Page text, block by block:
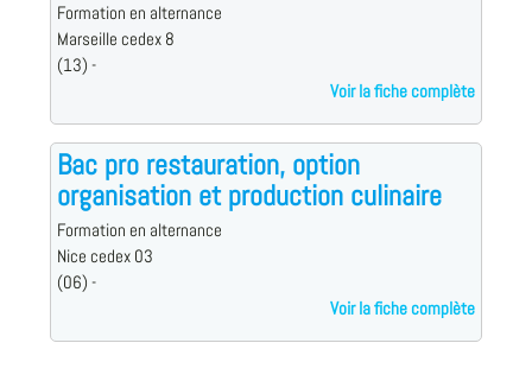
Formation en alternance
Marseille cedex 8
(13) -
Voir la fiche complète
Bac pro restauration, option
organisation et production culinaire
Formation en alternance
Nice cedex 03
(06) -
Voir la fiche complète